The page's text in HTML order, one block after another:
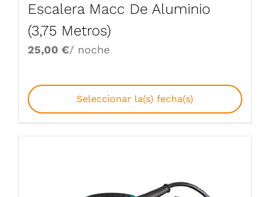
Escalera Macc De Aluminio
(3,75 Metros)
25,00 €/ noche
Seleccionar la(s) fecha(s)